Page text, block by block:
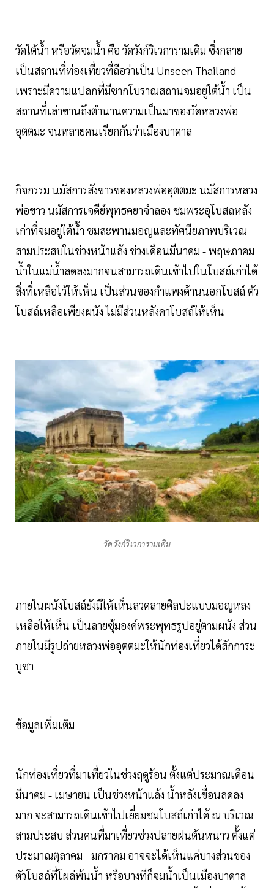
วัดใต้น้ำ หรือวัดจมน้ำ คือ วัดวังก์วิเวการามเดิม ซึ่งกลาย
เป็นสถานที่ท่องเที่ยวที่ถือว่าเป็น Unseen Thailand
เพราะมีความแปลกที่มีซากโบราณสถานจมอยู่ใต้น้ำ เป็น
สถานที่เล่าขานถึงตำนานความเป็นมาของวัดหลวงพ่อ
อุตตมะ จนหลายคนเรียกกันว่าเมืองบาดาล
กิจกรรม นมัสการสังขารของหลวงพ่ออุตตมะ นมัสการหลวง
พ่อขาว นมัสการเจดีย์พุทธคยาจำลอง ชมพระอุโบสถหลัง
เก่าที่จมอยู่ใต้น้ำ ชมสะพานมอญและทัศนียภาพบริเวณ
สามประสบในช่วงหน้าแล้ง ช่วงเดือนมีนาคม - พฤษภาคม
น้ำในแม่น้ำลดลงมากจนสามารถเดินเข้าไปในโบสถ์เก่าได้
สิ่งที่เหลือไว้ให้เห็น เป็นส่วนของกำแพงด้านนอกโบสถ์ ตัว
โบสถ์เหลือเพียงผนัง ไม่มีส่วนหลังคาโบสถ์ให้เห็น
วัดวังก์วิเวการามเดิม
ภายในผนังโบสถ์ยังมีให้เห็นลวดลายศิลปะแบบมอญหลง
เหลือให้เห็น เป็นลายซุ้มองค์พระพุทธรูปอยู่ตามผนัง ส่วน
ภายในมีรูปถ่ายหลวงพ่ออุตตมะให้นักท่องเที่ยวได้สักการะ
บูชา
ข้อมูลเพิ่มเติม
นักท่องเที่ยวที่มาเที่ยวในช่วงฤดูร้อน ตั้งแต่ประมาณเดือน
มีนาคม - เมษายน เป็นช่วงหน้าแล้ง น้ำหลังเขื่อนลดลง
มาก จะสามารถเดินเข้าไปเยี่ยมชมโบสถ์เก่าได้ ณ บริเวณ
สามประสบ ส่วนคนที่มาเที่ยวช่วงปลายฝนต้นหนาว ตั้งแต่
ประมาณตุลาคม - มกราคม อาจจะได้เห็นแค่บางส่วนของ
ตัวโบสถ์ที่โผล่พ้นน้ำ หรือบางทีก็จมน้ำเป็นเมืองบาดาล